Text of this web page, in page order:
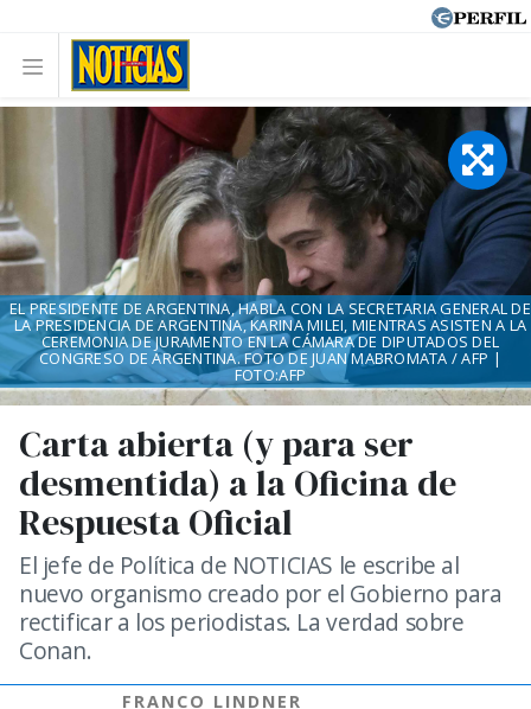
Carta abierta (y para ser
desmentida) a la Oficina de
Respuesta Oficial
El jefe de Política de NOTICIAS le escribe al
nuevo organismo creado por el Gobierno para
rectificar a los periodistas. La verdad sobre
Conan.
FRANCO LINDNER
EL PRESIDENTE DE ARGENTINA, HABLA CON LA SECRETARIA GENERAL DE
LA PRESIDENCIA DE ARGENTINA, KARINA MILEI, MIENTRAS ASISTEN A LA
CEREMONIA DE JURAMENTO EN LA CÁMARA DE DIPUTADOS DEL
CONGRESO DE ARGENTINA. FOTO DE JUAN MABROMATA / AFP |
FOTO:AFP